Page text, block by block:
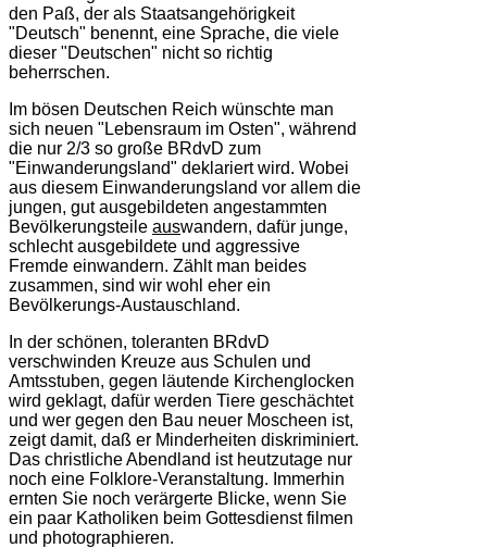
den Paß, der als Staatsangehörigkeit
"Deutsch" benennt, eine Sprache, die viele
dieser "Deutschen" nicht so richtig
beherrschen.
Im bösen Deutschen Reich wünschte man
sich neuen "Lebensraum im Osten", während
die nur 2/3 so große BRdvD zum
"Einwanderungsland" deklariert wird. Wobei
aus diesem Einwanderungsland vor allem die
jungen, gut ausgebildeten angestammten
Bevölkerungsteile auswandern, dafür junge,
schlecht ausgebildete und aggressive
Fremde einwandern. Zählt man beides
zusammen, sind wir wohl eher ein
Bevölkerungs-Austauschland.
In der schönen, toleranten BRdvD
verschwinden Kreuze aus Schulen und
Amtsstuben, gegen läutende Kirchenglocken
wird geklagt, dafür werden Tiere geschächtet
und wer gegen den Bau neuer Moscheen ist,
zeigt damit, daß er Minderheiten diskriminiert.
Das christliche Abendland ist heutzutage nur
noch eine Folklore-Veranstaltung. Immerhin
ernten Sie noch verärgerte Blicke, wenn Sie
ein paar Katholiken beim Gottesdienst filmen
und photographieren.